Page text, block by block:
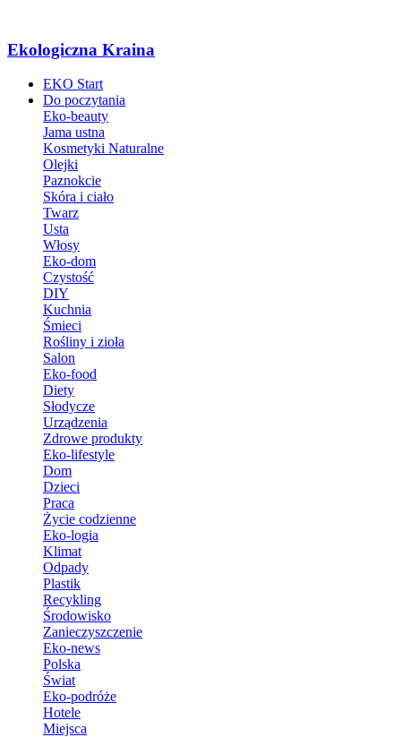
Ekologiczna Kraina
EKO Start
Do poczytania
Eko-beauty
Jama ustna
Kosmetyki Naturalne
Olejki
Paznokcie
Skóra i ciało
Twarz
Usta
Włosy
Eko-dom
Czystość
DIY
Kuchnia
Śmieci
Rośliny i zioła
Salon
Eko-food
Diety
Słodycze
Urządzenia
Zdrowe produkty
Eko-lifestyle
Dom
Dzieci
Praca
Życie codzienne
Eko-logia
Klimat
Odpady
Plastik
Recykling
Środowisko
Zanieczyszczenie
Eko-news
Polska
Świat
Eko-podróże
Hotele
Miejsca